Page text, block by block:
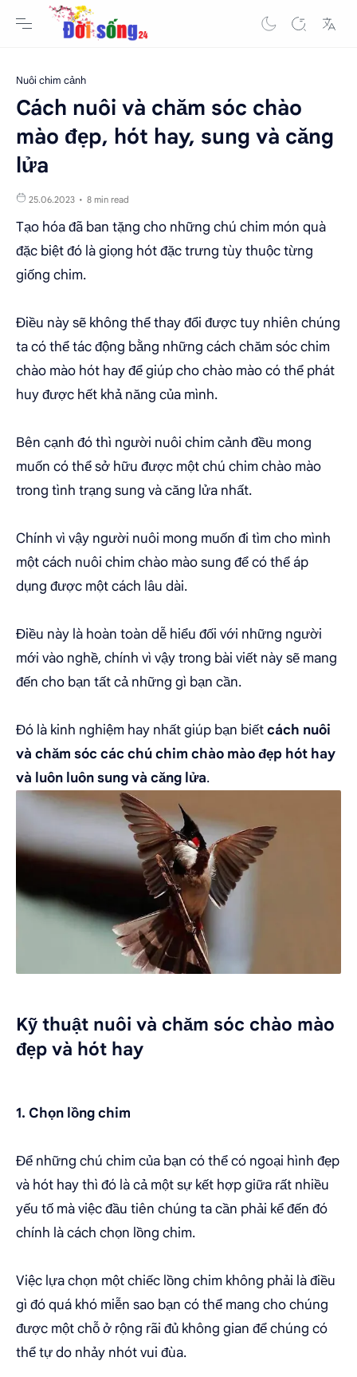
Nuôi chim cảnh
Cách nuôi và chăm sóc chào
mào đẹp, hót hay, sung và căng
lửa
8 min read
Tạo hóa đã ban tặng cho những chú chim món quà
đặc biệt đó là giọng hót đặc trưng tùy thuộc từng
giống chim.
Điều này sẽ không thể thay đổi được tuy nhiên chúng
ta có thể tác động bằng những cách chăm sóc chim
chào mào hót hay để giúp cho chào mào có thể phát
huy được hết khả năng của mình.
Bên cạnh đó thì người nuôi chim cảnh đều mong
muốn có thể sở hữu được một chú chim chào mào
trong tình trạng sung và căng lửa nhất.
Chính vì vậy người nuôi mong muốn đi tìm cho mình
một cách nuôi chim chào mào sung để có thể áp
dụng được một cách lâu dài.
Điều này là hoàn toàn dễ hiểu đối với những người
mới vào nghề, chính vì vậy trong bài viết này sẽ mang
đến cho bạn tất cả những gì bạn cần.
Đó là kinh nghiệm hay nhất giúp bạn biếtcách nuôi
và chăm sóc các chú chim chào mào đẹp hót hay
và luôn luôn sung và căng lửa.
Kỹ thuật nuôi và chăm sóc chào mào
đẹp và hót hay
1. Chọn lồng chim
Để những chú chim của bạn có thể có ngoại hình đẹp
và hót hay thì đó là cả một sự kết hợp giữa rất nhiều
yếu tố mà việc đầu tiên chúng ta cần phải kể đến đó
chính là cách chọn lồng chim.
Việc lựa chọn một chiếc lồng chim không phải là điều
gì đó quá khó miễn sao bạn có thể mang cho chúng
được một chỗ ở rộng rãi đủ không gian để chúng có
thể tự do nhảy nhót vui đùa.